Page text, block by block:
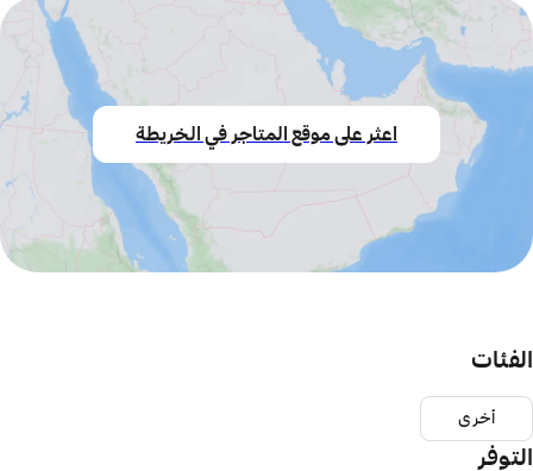
اعثر على موقع المتاجر في الخريطة
الفئات
أخرى
التوفر